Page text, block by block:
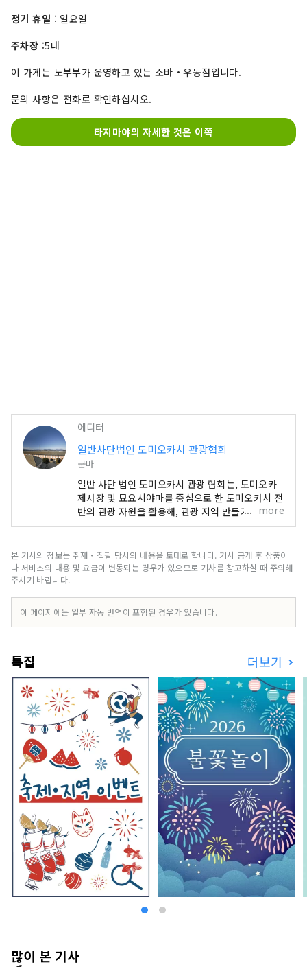
정기 휴일 : 일요일
주차장 :5대
이 가게는 노부부가 운영하고 있는 소바・우동점입니다.
문의 사항은 전화로 확인하십시오.
타지마야의 자세한 것은 이쪽
에디터
일반사단법인 도미오카시 관광협회
군마
일반 사단 법인 도미오카시 관광 협회는, 도미오카
제사장 및 묘요시야마를 중심으로 한 도미오카시 전
반의 관광 자원을 활용해, 관광 지역 만들기 법인(등
록 DMO)으로서, 관광에 관련된 사람들과 제휴해
진흥을 도모함으로써, 교류 인구의 증가 및 지역 경
제의 발전에 기여하는 것을 목적으로 한다.
more
본 기사의 정보는 취재・집필 당시의 내용을 토대로 합니다. 기사 공개 후 상품이
나 서비스의 내용 및 요금이 변동되는 경우가 있으므로 기사를 참고하실 때 주의해
주시기 바랍니다.
이 페이지에는 일부 자동 번역이 포함된 경우가 있습니다.
특집 더보기
많이 본 기사